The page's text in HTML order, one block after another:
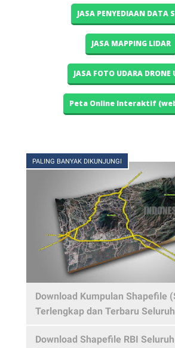
JASA PENYEDIAAN DATA
JASA MAPPING LIDAR
JASA FOTO UDARA DRONE
Peta Online Interaktif
PALING BANYAK DIKUNJUNGI
Download Kumpulan Shapefile
Terlengkap dan Terbaru
Download Shapefile RBI